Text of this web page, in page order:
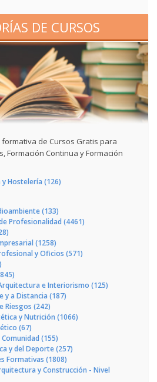
DE CURSOS
de Cursos Gratis para
Formación Continua y Formación
Hostelería (126)
(133)
Profesionalidad (4461)
(1258)
y Oficios (571)
e Interiorismo (125)
y a Distancia (187)
Riesgos (242)
y Nutrición (1066)
(67)
(155)
y del Deporte (257)
Formativas (1808)
y Construcción - Nivel